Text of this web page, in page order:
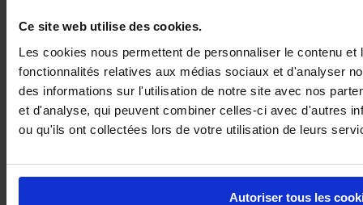
Ce site web utilise des cookies.
Les cookies nous permettent de personnaliser le contenu
fonctionnalités relatives aux médias sociaux et d'analyser
des informations sur l'utilisation de notre site avec nos
et d'analyse, qui peuvent combiner celles-ci avec d'autres
ou qu'ils ont collectées lors de votre utilisation de leurs
Autoriser tous les